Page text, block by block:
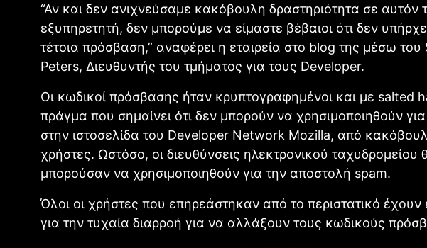
“Αν και δεν ανιχνεύσαμε κακόβουλη δραστηριότητα σε αυτόν
εξυπηρετητή, δεν μπορούμε να είμαστε βέβαιοι ότι δεν
τέτοια πρόσβαση,” αναφέρει η εταιρεία στο blog της μέσω
Peters, Διευθυντής του τμήματος για τους Developer.
Οι κωδικοί πρόσβασης ήταν κρυπτογραφημένοι και με salted
πράγμα που σημαίνει ότι δεν μπορούν να χρησιμοποιηθούν
στην ιστοσελίδα του Developer Network Mozilla, από
χρήστες. Ωστόσο, οι διευθύνσεις ηλεκτρονικού ταχυδρομείου
μπορούσαν να χρησιμοποιηθούν για την αποστολή spam.
Όλοι οι χρήστες που επηρεάστηκαν από το περιστατικό έχουν
για την τυχαία διαρροή για να αλλάξουν τους κωδικούς